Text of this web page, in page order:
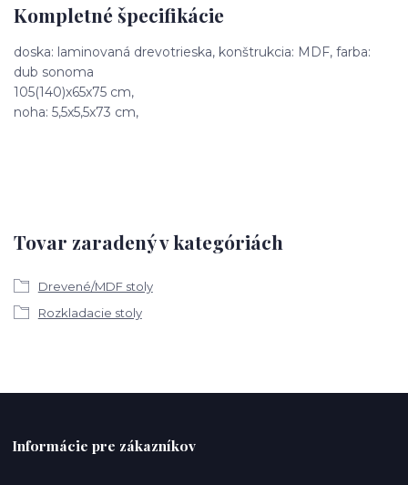
Kompletné špecifikácie
doska: laminovaná drevotrieska, konštrukcia: MDF, farba:
dub sonoma
105(140)x65x75 cm,
noha: 5,5x5,5x73 cm,
Tovar zaradený v kategóriách
Drevené/MDF stoly
Rozkladacie stoly
Informácie pre zákazníkov